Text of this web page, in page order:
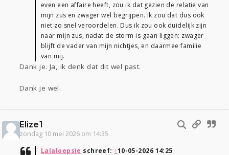
even een affaire heeft, zou ik dat gezien de relatie van
mijn zus en zwager wel begrijpen. Ik zou dat dus ook
niet zo snel veroordelen. Dus ik zou ook duidelijk zijn
naar mijn zus, nadat de storm is gaan liggen: zwager
blijft de vader van mijn nichtjes, en daarmee familie
van mij.
Dank je. Ja, ik denk dat dit wel past.
Dank je wel.
Elize1
zondag 10 mei 2026 om 14:35
Lalaloepsie schreef: ↑10-05-2026 14:25